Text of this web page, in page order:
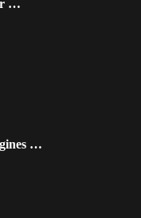
…
…